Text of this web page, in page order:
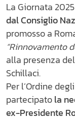
La Giornata
dal Consiglio
promosso a
“Rinnovamento
alla presenza
Schillaci.
Per l’Ordine
partecipatola
ex-Presidente